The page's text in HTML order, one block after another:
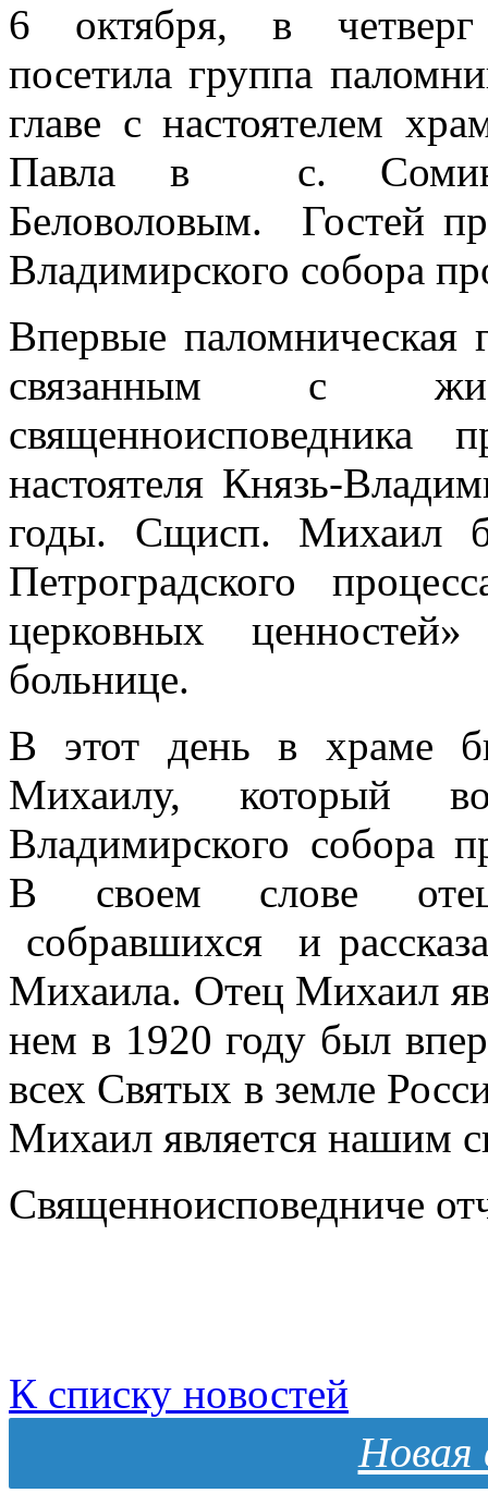
6 октября, в четверг
посетила группа
главе с настоятелем
Павла в с. Сомино
Беловоловым. Гостей
Владимирского собора
Впервые паломническая
связанным с
священноисповедника
настоятеля Князь-
годы. Сщисп. Михаил
Петроградского
церковных
больнице.
В этот день в храме
Михаилу, который
Владимирского собора
В своем слове отец
собравшихся и
Михаила. Отец Михаил
нем в 1920 году был
всех Святых в земле
Михаил является нашим
Священноисповедниче
К списку новостей
Новая